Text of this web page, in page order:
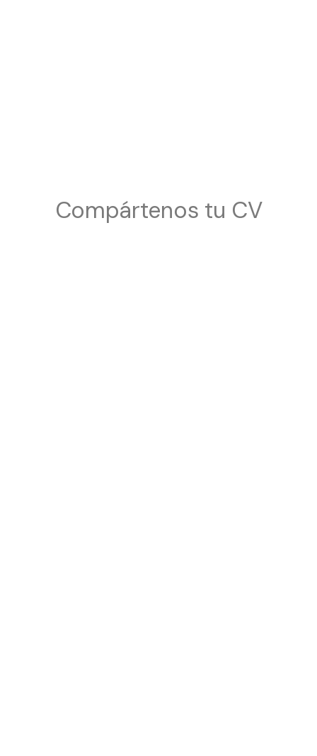
Compártenos tu CV